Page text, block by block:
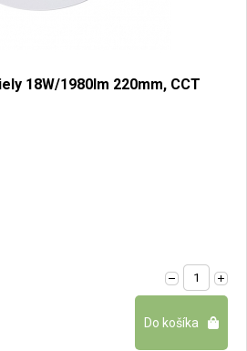
18W/1980lm 220mm, CCT